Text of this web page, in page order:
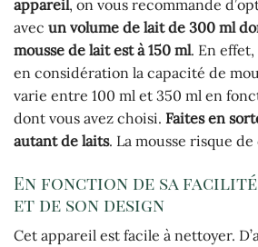
appareil, on vous recommande
avec un volume de lait de 300 ml
mousse de lait est à 150 ml. En
en considération la capacité de
varie entre 100 ml et 350 ml en
dont vous avez choisi. Faites en
autant de laits. La mousse risque
En fonction de sa
et de son design
Cet appareil est facile à nettoyer.